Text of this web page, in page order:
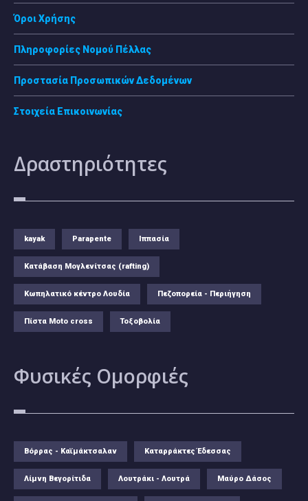
Όροι Χρήσης
Πληροφορίες Νομού Πέλλας
Προστασία Προσωπικών Δεδομένων
Στοιχεία Επικοινωνίας
Δραστηριότητες
kayak Parapente Ιππασία
Κατάβαση Μογλενίτσας (rafting)
Κωπηλατικό κέντρο Λουδία Πεζοπορεία - Περιήγηση
Πίστα Moto cross Τοξοβολία
Φυσικές Ομορφιές
Βόρρας - Καϊμάκτσαλαν Καταρράκτες Έδεσσας
Λίμνη Βεγορίτιδα Λουτράκι - Λουτρά Μαύρο Δάσος